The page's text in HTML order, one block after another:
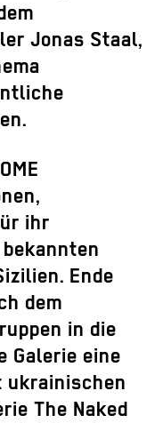
Jonas Staal,
ihr
Ende
dem
in die
Galerie eine
ukrainischen
The Naked